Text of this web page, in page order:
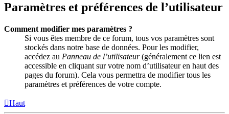
Paramètres et préférences de l’utilisateur
Comment modifier mes paramètres ?
Si vous êtes membre de ce forum, tous vos paramètres sont
stockés dans notre base de données. Pour les modifier,
accédez au Panneau de l’utilisateur(généralement ce lien est
accessible en cliquant sur votre nom d’utilisateur en haut des
pages du forum). Cela vous permettra de modifier tous les
paramètres et préférences de votre compte.
Haut